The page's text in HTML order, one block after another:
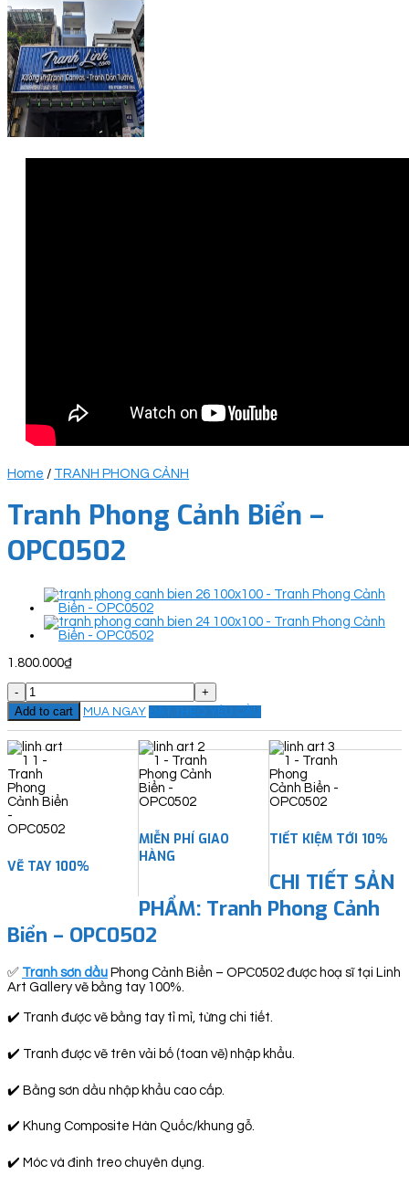
Home / TRANH PHONG CẢNH
Tranh Phong Cảnh Biển –
OPC0502
1.800.000₫
Tranh
Phong
Cảnh
Biển
-
OPC0502
quantity
Add to cart MUA NGAY ĐẶT THEO YÊU CẦU
VẼ TAY 100%
MIỄN PHÍ GIAO
HÀNG
TIẾT KIỆM TỚI 10%
CHI TIẾT SẢN
PHẨM: Tranh Phong Cảnh
Biển – OPC0502
✅ Tranh sơn dầu Phong Cảnh Biển – OPC0502 được hoạ sĩ tại Linh
Art Gallery vẽ bằng tay 100%.
✔️ Tranh được vẽ bằng tay tỉ mỉ, từng chi tiết.
✔️ Tranh được vẽ trên vải bố (toan vẽ) nhập khẩu.
✔️ Bằng sơn dầu nhập khẩu cao cấp.
✔️ Khung Composite Hàn Quốc/khung gỗ.
✔️ Móc và đinh treo chuyên dụng.